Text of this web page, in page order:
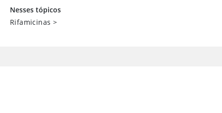
Nesses tópicos
Rifamicinas >